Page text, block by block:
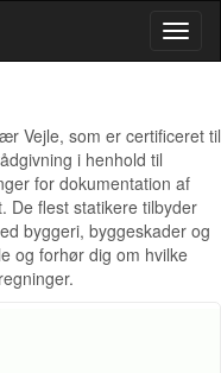
Vejle, som er certificeret til
i henhold til
for dokumentation af
De flest statikere tilbyder
byggeri, byggeskader og
og forhør dig om hvilke